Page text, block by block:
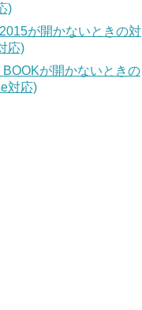
)
が開かないときの対
応)
BOOKが開かないときの
対応)